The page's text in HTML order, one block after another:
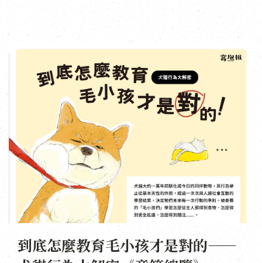
到底怎麼教育毛小孩才是對的——